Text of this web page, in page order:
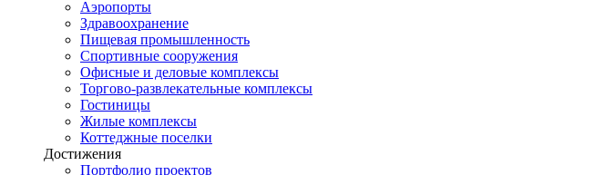
Аэропорты
Здравоохранение
Пищевая промышленность
Спортивные сооружения
Офисные и деловые комплексы
Торгово-развлекательные комплексы
Гостиницы
Жилые комплексы
Коттеджные поселки
Достижения
Портфолио проектов